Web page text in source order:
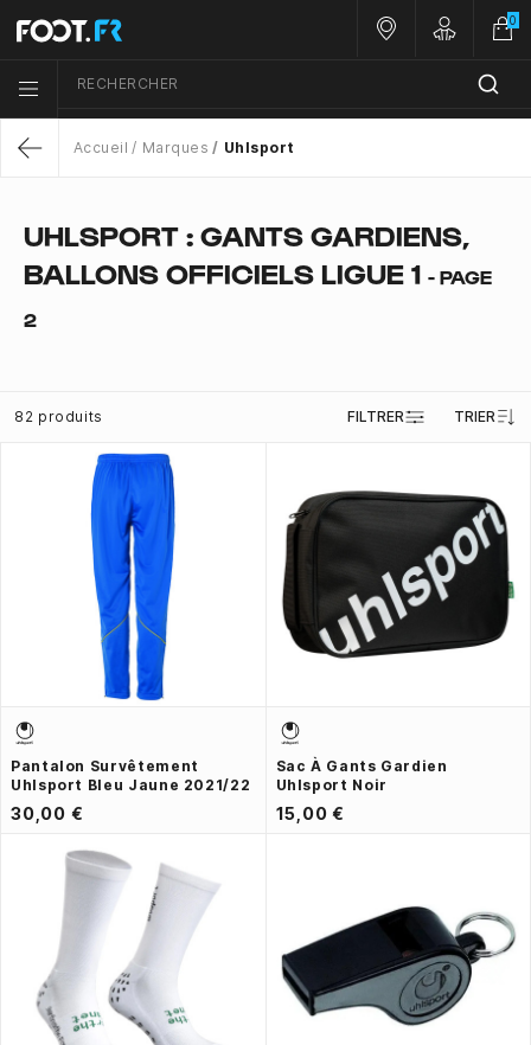
Menu list icon
RECHERCHER
Nos magasins
Customer
0
Accueil Marques Uhlsport
UHLSPORT : GANTS GARDIENS,
BALLONS OFFICIELS LIGUE 1 - PAGE
2
82 produits FILTRER TRIER
Pantalon Survêtement
Uhlsport Bleu Jaune 2021/22
30,00 €
Sac À Gants Gardien
Uhlsport Noir
15,00 €